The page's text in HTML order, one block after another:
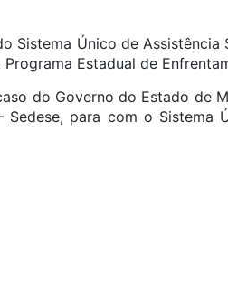
Sistema Único de
Estadual de
do Governo do Estado de
Sedese, para com o Sistema